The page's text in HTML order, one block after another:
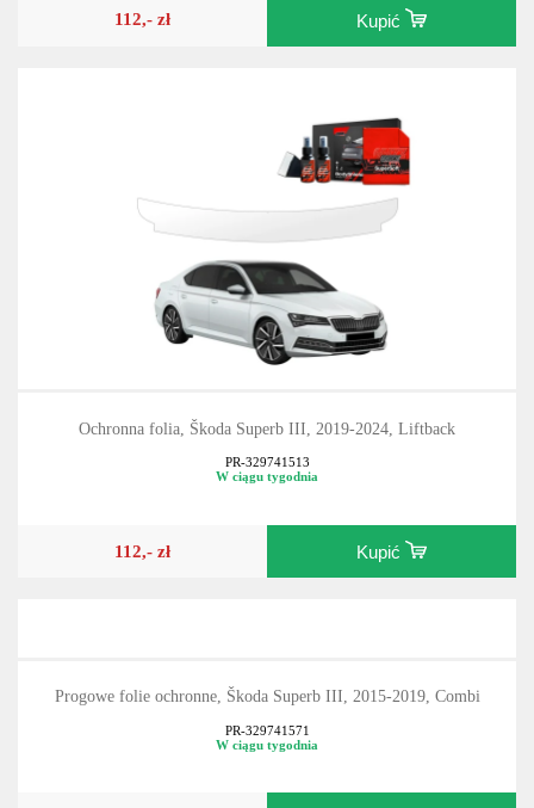
112,- zł Kupić
Ochronna folia, Škoda Superb III, 2019-2024, Liftback
PR-329741513
W ciągu tygodnia
112,- zł Kupić
Progowe folie ochronne, Škoda Superb III, 2015-2019, Combi
PR-329741571
W ciągu tygodnia